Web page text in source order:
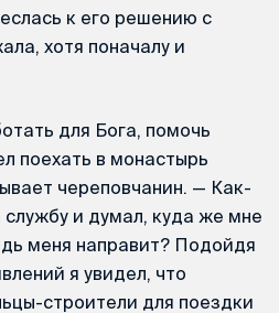
к его решению с
хотя поначалу и
для Бога, помочь
поехать в монастырь
череповчанин. — Как-
службу и думал, куда же мне
меня направит? Подойдя
я увидел, что
строители для поездки